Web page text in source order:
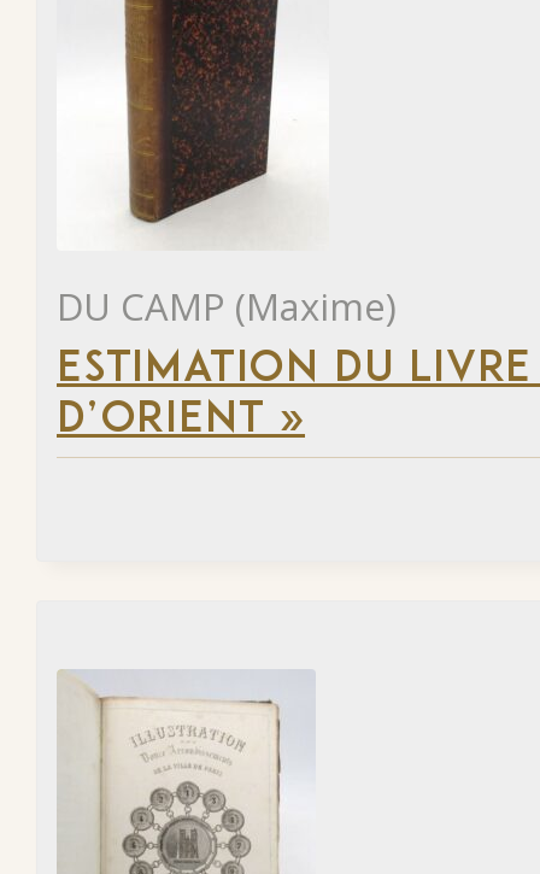
DU CAMP (Maxime)
ESTIMATION DU
D’ORIENT »